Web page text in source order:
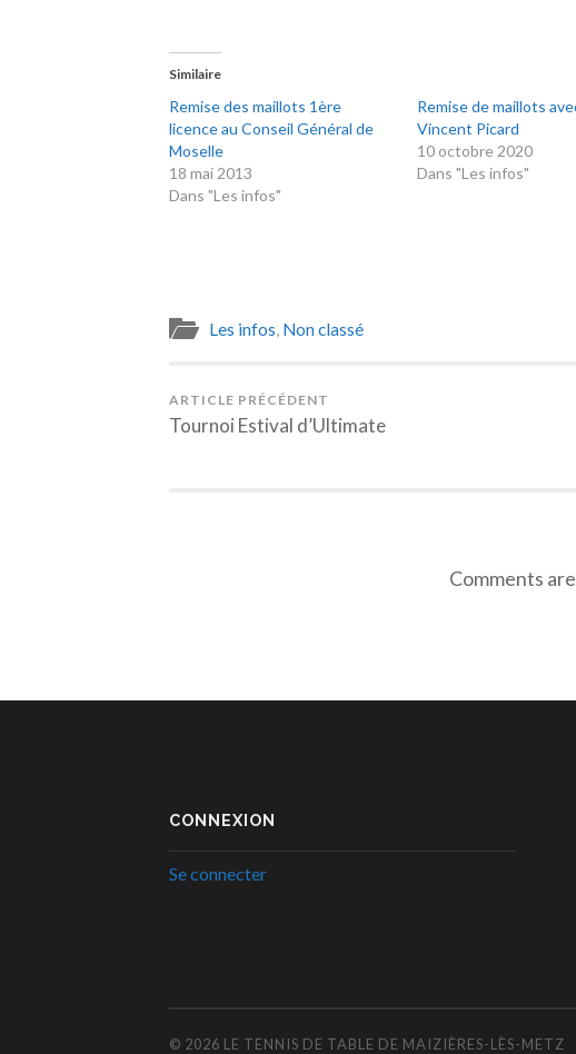
Similaire
Remise des maillots 1ère
licence au Conseil Général de
Moselle
18 mai 2013
Dans "Les infos"
Remise de maillots
Vincent Picard
10 octobre 2020
Dans "Les infos"
Les infos, Non classé
ARTICLE PRÉCÉDENT
Tournoi Estival d’Ultimate
Comments
CONNEXION
Se connecter
© 2026 LE TENNIS DE TABLE DE MAIZIÈRES-LÈS-METZ